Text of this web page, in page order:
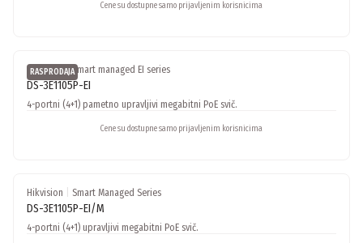
Cene su dostupne samo prijavljenim korisnicima
RASPRODAJA
Hikvision | Smart managed EI series
DS-3E1105P-EI
4-portni (4+1) pametno upravljivi megabitni PoE svič.
Cene su dostupne samo prijavljenim korisnicima
Hikvision Smart Managed Series
DS-3E1105P-EI/M
4-portni (4+1) upravljivi megabitni PoE svič.